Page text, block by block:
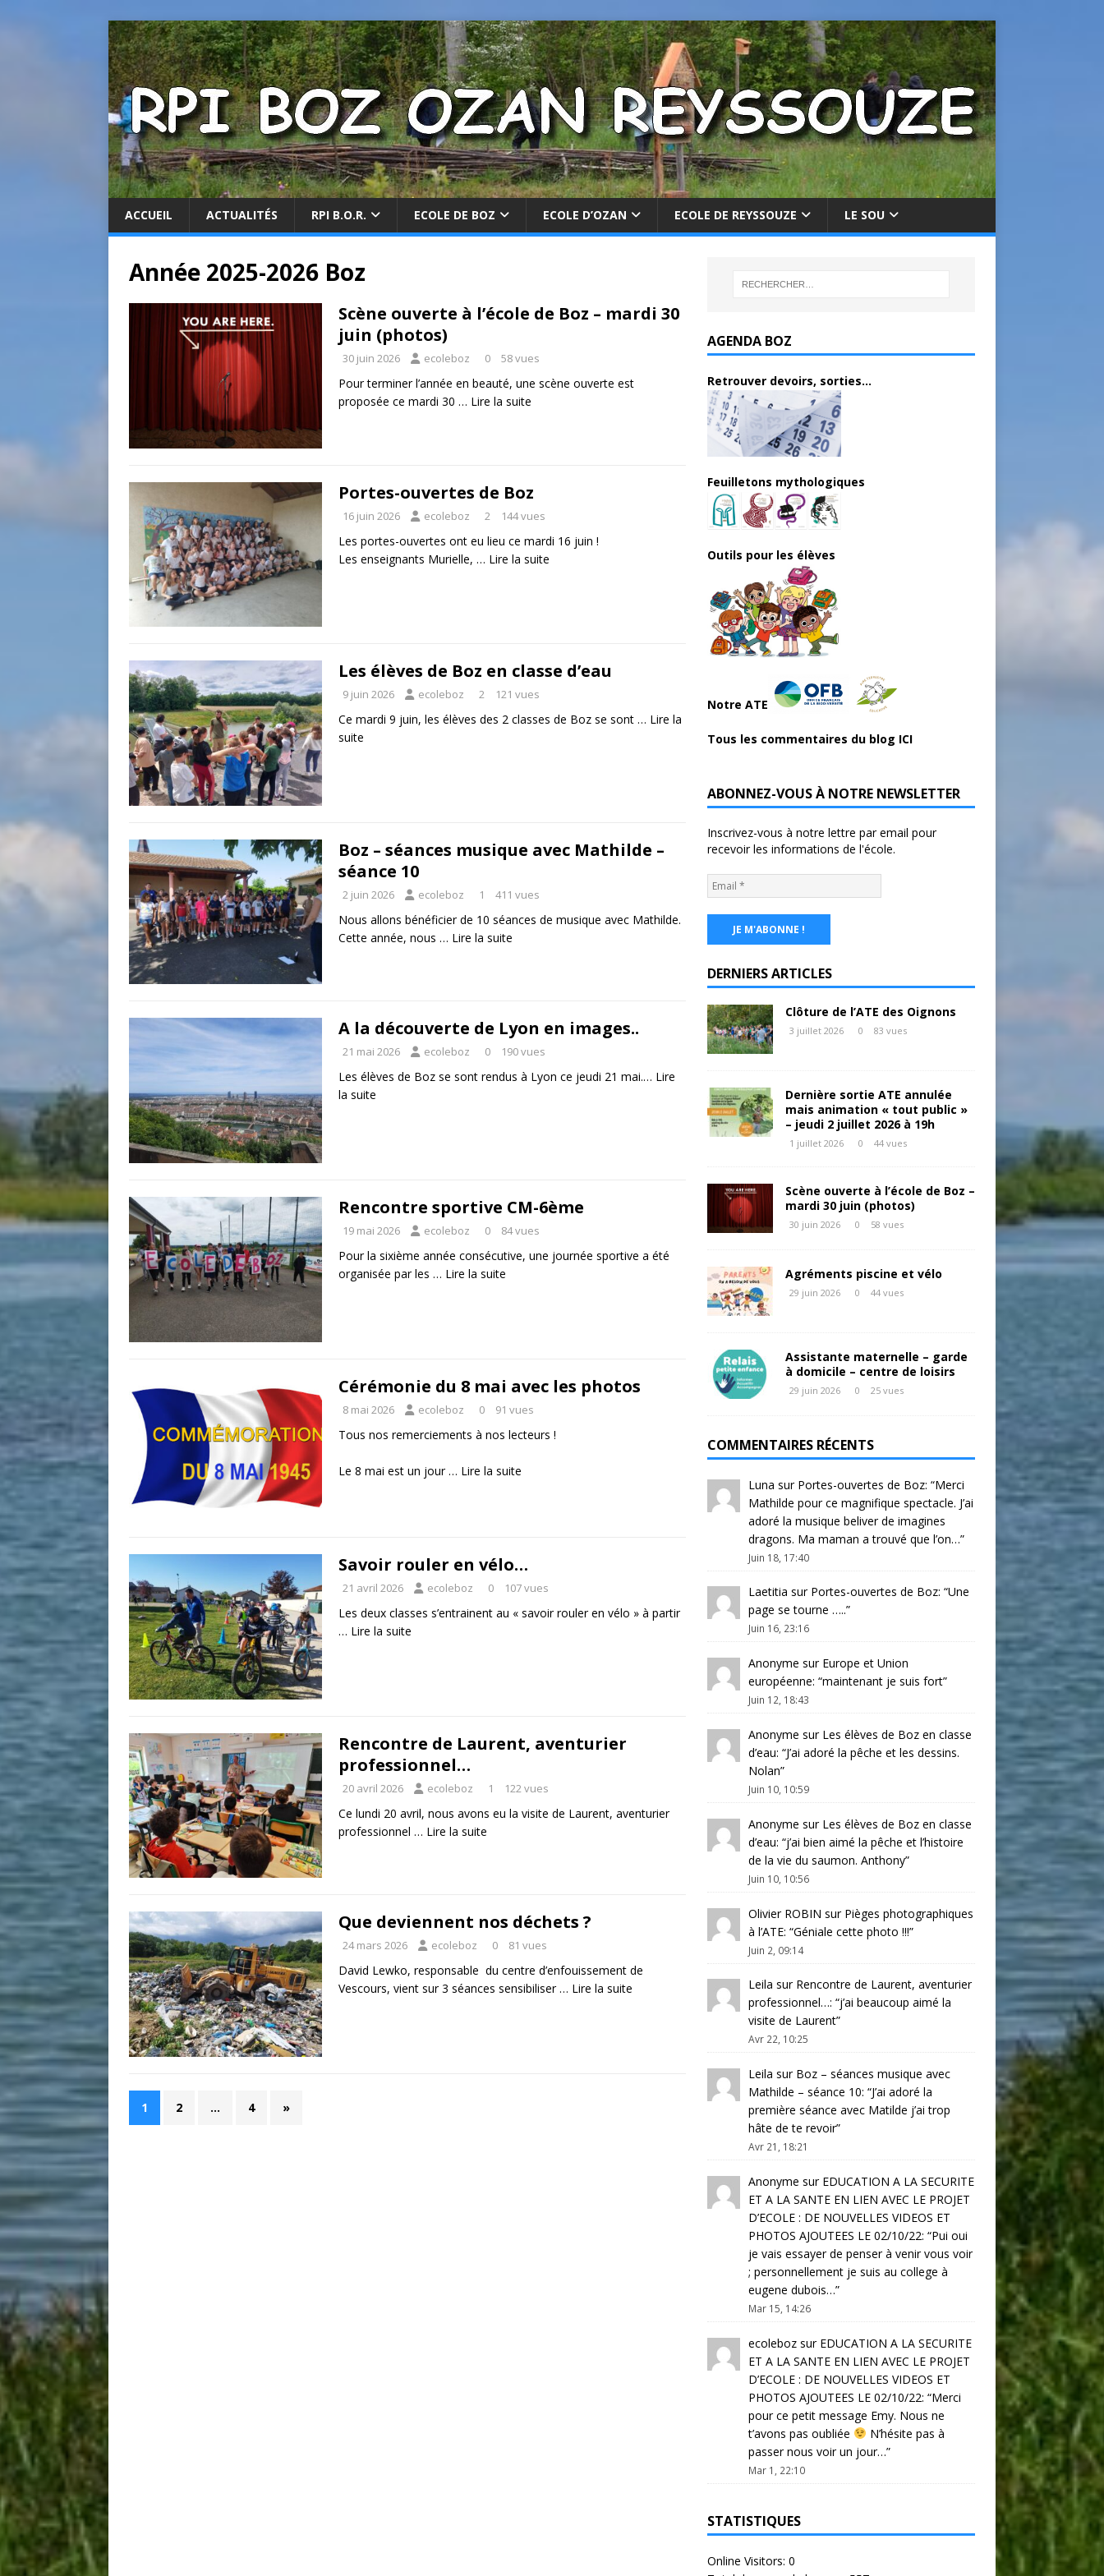
ACCUEIL ACTUALITÉS RPI B.O.R. ECOLE DE BOZ ECOLE D’OZAN ECOLE DE REYSSOUZE LE SOU
Année 2025-2026 Boz
Scène ouverte à l’école de Boz – mardi 30
juin (photos)
30 juin 2026 ecoleboz 0 58 vues
Pour terminer l’année en beauté, une scène ouverte est
proposée ce mardi 30 … Lire la suite
Portes-ouvertes de Boz
16 juin 2026 ecoleboz 2 144 vues
Les portes-ouvertes ont eu lieu ce mardi 16 juin !
Les enseignants Murielle, … Lire la suite
Les élèves de Boz en classe d’eau
9 juin 2026 ecoleboz 2 121 vues
Ce mardi 9 juin, les élèves des 2 classes de Boz se sont … Lire la
suite
Boz – séances musique avec Mathilde –
séance 10
2 juin 2026 ecoleboz 1 411 vues
Nous allons bénéficier de 10 séances de musique avec Mathilde.
Cette année, nous … Lire la suite
A la découverte de Lyon en images..
21 mai 2026 ecoleboz 0 190 vues
Les élèves de Boz se sont rendus à Lyon ce jeudi 21 mai.… Lire
la suite
Rencontre sportive CM-6ème
19 mai 2026 ecoleboz 0 84 vues
Pour la sixième année consécutive, une journée sportive a été
organisée par les … Lire la suite
Cérémonie du 8 mai avec les photos
8 mai 2026 ecoleboz 0 91 vues
Tous nos remerciements à nos lecteurs !
Le 8 mai est un jour … Lire la suite
Savoir rouler en vélo…
21 avril 2026 ecoleboz 0 107 vues
Les deux classes s’entrainent au « savoir rouler en vélo » à partir
… Lire la suite
Rencontre de Laurent, aventurier
professionnel…
20 avril 2026 ecoleboz 1 122 vues
Ce lundi 20 avril, nous avons eu la visite de Laurent, aventurier
professionnel … Lire la suite
Que deviennent nos déchets ?
24 mars 2026 ecoleboz 0 81 vues
David Lewko, responsable du centre d’enfouissement de
Vescours, vient sur 3 séances sensibiliser … Lire la suite
1 2 … 4 »
AGENDA BOZ
Retrouver devoirs, sorties...
Feuilletons mythologiques
Outils pour les élèves
Notre ATE
Tous les commentaires du blog ICI
ABONNEZ-VOUS À NOTRE NEWSLETTER
Inscrivez-vous à notre lettre par email pour
recevoir les informations de l'école.
DERNIERS ARTICLES
Clôture de l’ATE des Oignons
3 juillet 2026 0 83 vues
Dernière sortie ATE annulée
mais animation « tout public »
– jeudi 2 juillet 2026 à 19h
1 juillet 2026 0 44 vues
Scène ouverte à l’école de Boz –
mardi 30 juin (photos)
30 juin 2026 0 58 vues
Agréments piscine et vélo
29 juin 2026 0 44 vues
Assistante maternelle – garde
à domicile – centre de loisirs
29 juin 2026 0 25 vues
COMMENTAIRES RÉCENTS
Luna sur Portes-ouvertes de Boz: “Merci
Mathilde pour ce magnifique spectacle. J’ai
adoré la musique beliver de imagines
dragons. Ma maman a trouvé que l’on…”
Juin 18, 17:40
Laetitia sur Portes-ouvertes de Boz: “Une
page se tourne …..”
Juin 16, 23:16
Anonyme sur Europe et Union
européenne: “maintenant je suis fort”
Juin 12, 18:43
Anonyme sur Les élèves de Boz en classe
d’eau: “J’ai adoré la pêche et les dessins.
Nolan”
Juin 10, 10:59
Anonyme sur Les élèves de Boz en classe
d’eau: “j’ai bien aimé la pêche et l’histoire
de la vie du saumon. Anthony”
Juin 10, 10:56
Olivier ROBIN sur Pièges photographiques
à l’ATE: “Géniale cette photo !!!”
Juin 2, 09:14
Leila sur Rencontre de Laurent, aventurier
professionnel…: “j’ai beaucoup aimé la
visite de Laurent”
Avr 22, 10:25
Leila sur Boz – séances musique avec
Mathilde – séance 10: “J’ai adoré la
première séance avec Matilde j’ai trop
hâte de te revoir”
Avr 21, 18:21
Anonyme sur EDUCATION A LA SECURITE
ET A LA SANTE EN LIEN AVEC LE PROJET
D’ECOLE : DE NOUVELLES VIDEOS ET
PHOTOS AJOUTEES LE 02/10/22: “Pui oui
je vais essayer de penser à venir vous voir
; personnellement je suis au college à
eugene dubois…”
Mar 15, 14:26
ecolebozsur EDUCATION A LA SECURITE
ET A LA SANTE EN LIEN AVEC LE PROJET
D’ECOLE : DE NOUVELLES VIDEOS ET
PHOTOS AJOUTEES LE 02/10/22: “Merci
pour ce petit message Emy. Nous ne
t’avons pas oubliée
N’hésite pas à
passer nous voir un jour…”
Mar 1, 22:10
STATISTIQUES
Online Visitors: 0